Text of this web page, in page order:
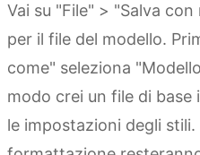
Vai su "File" > "Salva
per il file del modello.
come" seleziona
modo crei un file di
le impostazioni degli